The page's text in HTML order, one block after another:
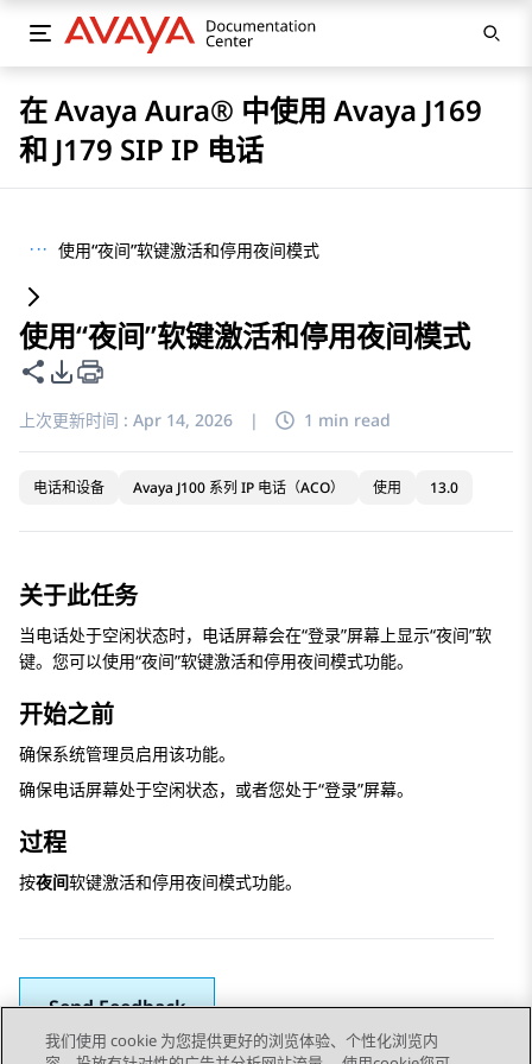
在 Avaya Aura® 中使用 Avaya J169
和 J179 SIP IP 电话
··· 使用“夜间”软键激活和停用夜间模式
使用“夜间”软键激活和停用夜间模式
共享此页面
PDF 导出选项
上次更新时间 : Apr 14, 2026 | 1 min read
电话和设备 Avaya J100 系列 IP 电话（ACO） 使用 13.0
关于此任务
当电话处于空闲状态时，电话屏幕会在“登录”屏幕上显示“夜间”软
键。您可以使用“夜间”软键激活和停用夜间模式功能。
开始之前
确保系统管理员启用该功能。
确保电话屏幕处于空闲状态，或者您处于“登录”屏幕。
过程
按夜间软键激活和停用夜间模式功能。
Send Feedback
我们使用 cookie 为您提供更好的浏览体验、个性化浏览内